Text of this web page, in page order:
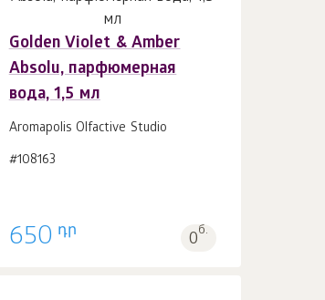
Golden Violet & Amber
Absolu, парфюмерная
вода, 1,5 мл
Aromapolis Olfactive Studio
#108163
650 դր 0б.
В корзину 1шт.